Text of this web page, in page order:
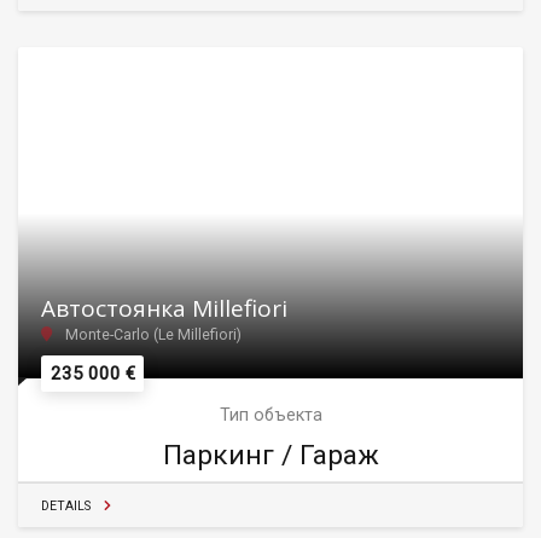
235 000 €
Автостоянка Millefiori
Monte-Carlo (Le Millefiori)
Тип объекта
Паркинг / Гараж
DETAILS